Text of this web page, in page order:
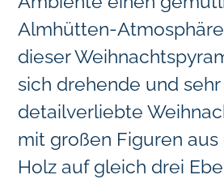
Almhütten-
dieser
sich drehende und sehr
detailverliebte
mit großen Figuren
Holz auf gleich drei